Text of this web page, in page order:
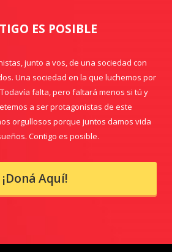
ES POSIBLE
junto a vos, de una sociedad con
Una sociedad en la que luchemos por
falta, pero faltará menos si tú y
a ser protagonistas de este
orgullosos porque juntos damos vida
Contigo es posible.
¡Doná Aquí!